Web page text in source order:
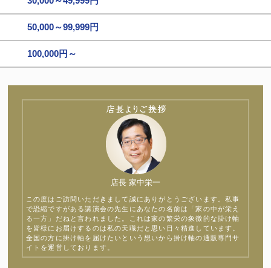
50,000～99,999円
100,000円～
店長 家中栄一
この度はご訪問いただきまして誠にありがとうございます。私事
で恐縮ですがある講演会の先生にあなたの名前は「家の中が栄え
る一方」だねと言われました。これは家の繁栄の象徴的な掛け軸
を皆様にお届けするのは私の天職だと思い日々精進しています。
全国の方に掛け軸を届けたいという想いから掛け軸の通販専門サ
イトを運営しております。